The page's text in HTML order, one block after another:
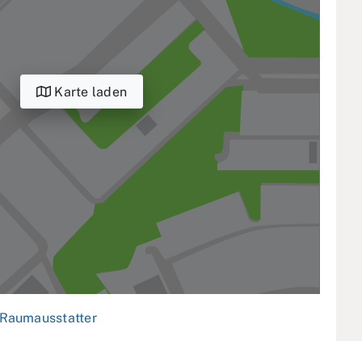
Karte laden